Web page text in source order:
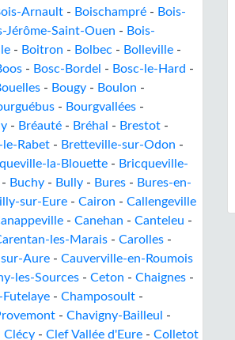
Arnault - Boischampré - Bois-
Jérôme-Saint-Ouen - Bois-
- Boitron - Bolbec - Bolleville -
- Bosc-Bordel - Bosc-le-Hard -
- Bougy - Boulon -
- Bourgvallées -
- Bréauté - Bréhal - Brestot -
le-Rabet - Bretteville-sur-Odon -
la-Blouette - Bricqueville-
- Buchy - Bully - Bures - Bures-en-
sur-Eure - Cairon - Callengeville
- Canehan - Canteleu -
les-Marais - Carolles -
Aure - Cauverville-en-Roumois
les-Sources - Ceton - Chaignes -
- Champosoult -
- Chavigny-Bailleul
-
Clécy - Clef Vallée d'Eure - Colletot